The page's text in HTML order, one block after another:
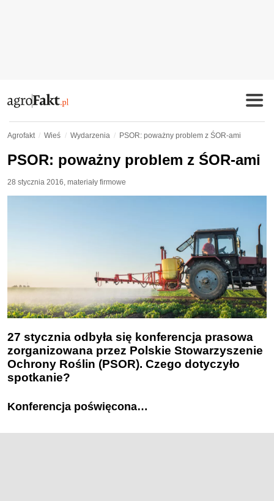
Agrofakt Wieś Wydarzenia PSOR: poważny problem z ŚOR-ami
PSOR: poważny problem z ŚOR-ami
28 stycznia 2016, materiały firmowe
27 stycznia odbyła się konferencja prasowa
zorganizowana przez Polskie Stowarzyszenie
Ochrony Roślin (PSOR). Czego dotyczyło
spotkanie?
Konferencja poświęcona…